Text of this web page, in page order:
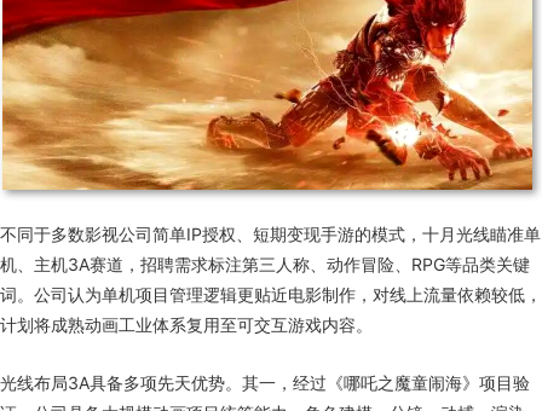
不同于多数影视公司简单IP授权、短期变现手游的模式，十月光线瞄准单
机、主机3A赛道，招聘需求标注第三人称、动作冒险、RPG等品类关键
词。公司认为单机项目管理逻辑更贴近电影制作，对线上流量依赖较低，
计划将成熟动画工业体系复用至可交互游戏内容。
光线布局3A具备多项先天优势。其一，经过《哪吒之魔童闹海》项目验